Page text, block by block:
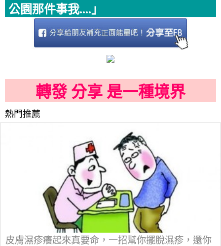
公園那件事我....」
轉發 分享 是一種境界
熱門推薦
皮膚濕疹癢起來真要命，一招幫你擺脫濕疹，還你